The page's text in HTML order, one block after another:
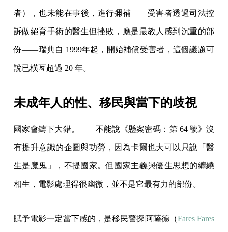
者），也未能在事後，進行彌補——受害者透過司法控
訴做絕育手術的醫生但挫敗，應是最教人感到沉重的部
份——瑞典自 1999年起，開始補償受害者，這個議題可
說已橫亙超過 20 年。
未成年人的性、移民與當下的歧視
國家會鑄下大錯。——不能說《懸案密碼：第 64 號》沒
有提升意識的企圖與功勞，因為卡爾也大可以只說「醫
生是魔鬼」，不提國家。但國家主義與優生思想的纏繞
相生，電影處理得很幽微，並不是它最有力的部份。
賦予電影一定當下感的，是移民警探阿薩德（Fares Fares